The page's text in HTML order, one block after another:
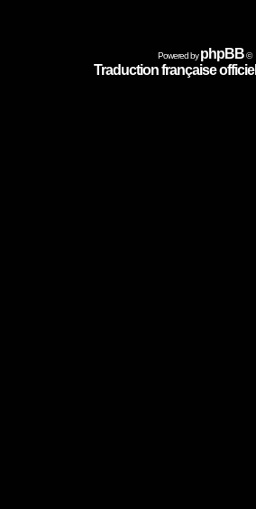
Powered byphpBB©
Traduction française